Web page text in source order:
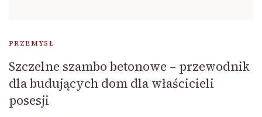
PRZEMYSŁ
Szczelne szambo betonowe – przewodnik
dla budujących dom dla właścicieli
posesji